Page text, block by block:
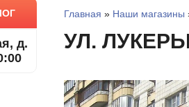
д.
Главная » Наши магазины
УЛ.